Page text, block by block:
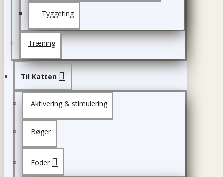
Tyggeting
Træning
Til Katten
Aktivering & stimulering
Bøger
Foder